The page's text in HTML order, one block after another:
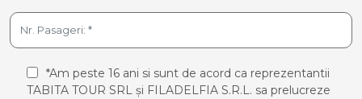
*Am peste 16 ani si sunt de acord ca reprezentantii
TABITA TOUR SRL și FILADELFIA S.R.L. sa prelucreze